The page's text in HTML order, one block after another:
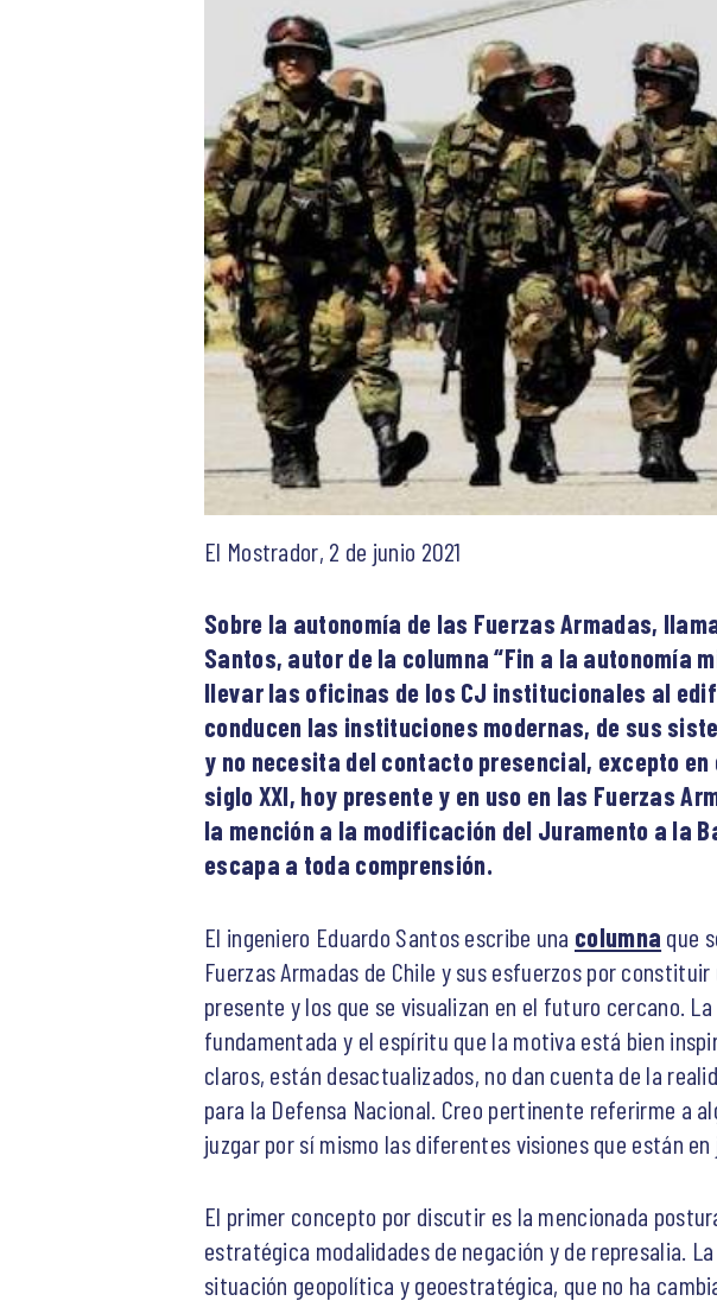
El Mostrador, 2 de junio 2021
Sobre la autonomía de las Fuerzas Armadas,
Santos, autor de la columna “Fin a la autonomía
llevar las oficinas de los CJ institucionales al
conducen las instituciones modernas, de sus
y no necesita del contacto presencial, excepto
siglo XXI, hoy presente y en uso en las Fuerzas
la mención a la modificación del Juramento a la
escapa a toda comprensión.
El ingeniero Eduardo Santos escribe una columna que
Fuerzas Armadas de Chile y sus esfuerzos por
presente y los que se visualizan en el futuro cercano.
fundamentada y el espíritu que la motiva está bien
claros, están desactualizados, no dan cuenta de la
para la Defensa Nacional. Creo pertinente referirme a
juzgar por sí mismo las diferentes visiones que están en
El primer concepto por discutir es la mencionada
estratégica modalidades de negación y de represalia.
situación geopolítica y geoestratégica, que no ha